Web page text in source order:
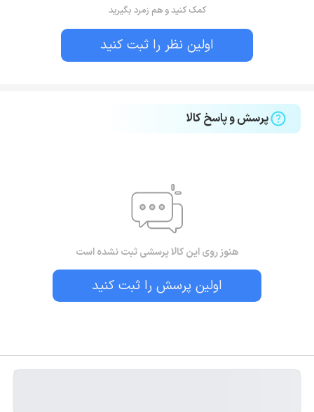
کمک کنید و هم زمرد بگیرید
اولین نظر را ثبت کنید
پرسش و پاسخ کالا
هنوز روی این کالا پرسشی ثبت نشده است
اولین پرسش را ثبت کنید